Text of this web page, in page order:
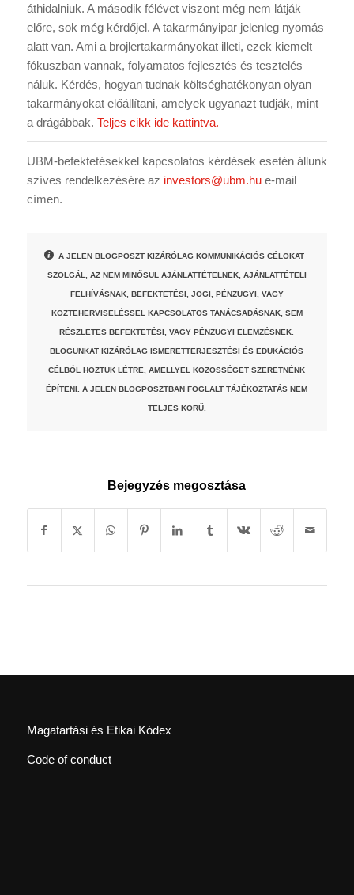
áthidalniuk. A második félévet viszont még nem látják
előre, sok még kérdőjel. A takarmányipar jelenleg nyomás
alatt van. Ami a brojlertakarmányokat illeti, ezek kiemelt
fókuszban vannak, folyamatos fejlesztés és tesztelés
náluk. Kérdés, hogyan tudnak költséghatékonyan olyan
takarmányokat előállítani, amelyek ugyanazt tudják, mint
a drágábbak. Teljes cikk ide kattintva.
UBM-befektetésekkel kapcsolatos kérdések esetén állunk
szíves rendelkezésére az investors@ubm.hue-mail
címen.
A JELEN BLOGPOSZT KIZÁRÓLAG KOMMUNIKÁCIÓS CÉLOKAT
SZOLGÁL, AZ NEM MINŐSÜL AJÁNLATTÉTELNEK, AJÁNLATTÉTELI
FELHÍVÁSNAK, BEFEKTETÉSI, JOGI, PÉNZÜGYI, VAGY
KÖZTEHERVISELÉSSEL KAPCSOLATOS TANÁCSADÁSNAK, SEM
RÉSZLETES BEFEKTETÉSI, VAGY PÉNZÜGYI ELEMZÉSNEK.
BLOGUNKAT KIZÁRÓLAG ISMERETTERJESZTÉSI ÉS EDUKÁCIÓS
CÉLBÓL HOZTUK LÉTRE, AMELLYEL KÖZÖSSÉGET SZERETNÉNK
ÉPÍTENI. A JELEN BLOGPOSZTBAN FOGLALT TÁJÉKOZTATÁS NEM
TELJES KÖRŰ.
Bejegyzés megosztása
Magatartási és Etikai Kódex
Code of conduct